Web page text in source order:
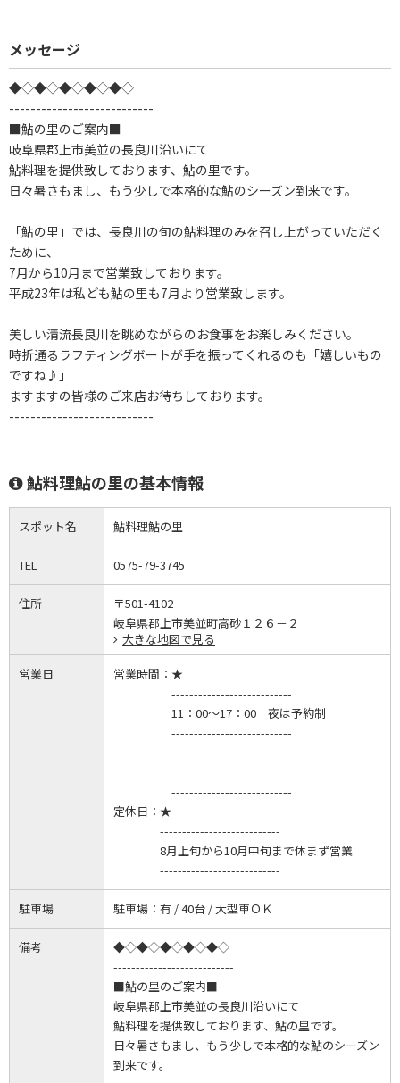
メッセージ
◆◇◆◇◆◇◆◇◆◇
---------------------------
■鮎の里のご案内■
岐阜県郡上市美並の長良川沿いにて
鮎料理を提供致しております、鮎の里です。
日々暑さもまし、もう少しで本格的な鮎のシーズン到来です。
「鮎の里」では、長良川の旬の鮎料理のみを召し上がっていただく
ために、
7月から10月まで営業致しております。
平成23年は私ども鮎の里も7月より営業致します。
美しい清流長良川を眺めながらのお食事をお楽しみください。
時折通るラフティングボートが手を振ってくれるのも「嬉しいもの
ですね♪」
ますますの皆様のご来店お待ちしております。
---------------------------
鮎料理鮎の里の基本情報
スポット名 鮎料理鮎の里
TEL 0575-79-3745
住所
〒501-4102
岐阜県郡上市美並町高砂１２６－２
大きな地図で見る
営業日 営業時間： ★
---------------------------
11：00～17：00 夜は予約制
---------------------------
---------------------------
定休日： ★
---------------------------
8月上旬から10月中旬まで休まず営業
---------------------------
駐車場 駐車場：有 / 40台 / 大型車ＯＫ
備考
◆◇◆◇◆◇◆◇◆◇
---------------------------
■鮎の里のご案内■
岐阜県郡上市美並の長良川沿いにて
鮎料理を提供致しております、鮎の里です。
日々暑さもまし、もう少しで本格的な鮎のシーズン
到来です。